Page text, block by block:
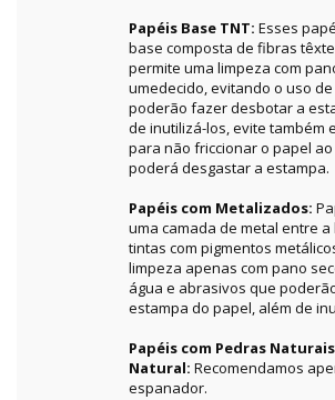
Papéis Base TNT: Esses
base composta de fibras
permite uma limpeza com
umedecido, evitando o uso
poderão fazer desbotar a
de inutilizá-los, evite também
para não friccionar o papel
poderá desgastar a estampa.
Papéis com Metalizados:
uma camada de metal entre
tintas com pigmentos
limpeza apenas com pano
água e abrasivos que
estampa do papel, além de
Papéis com Pedras
Natural: Recomendamos
espanador.